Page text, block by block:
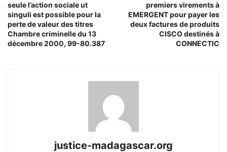
seule l’action sociale ut
singuli est possible pour la
perte de valeur des titres
Chambre criminelle du 13
décembre 2000, 99-80.387
premiers virements à
EMERGENT pour payer les
deux factures de produits
CISCO destinés à
CONNECTIC
justice-madagascar.org